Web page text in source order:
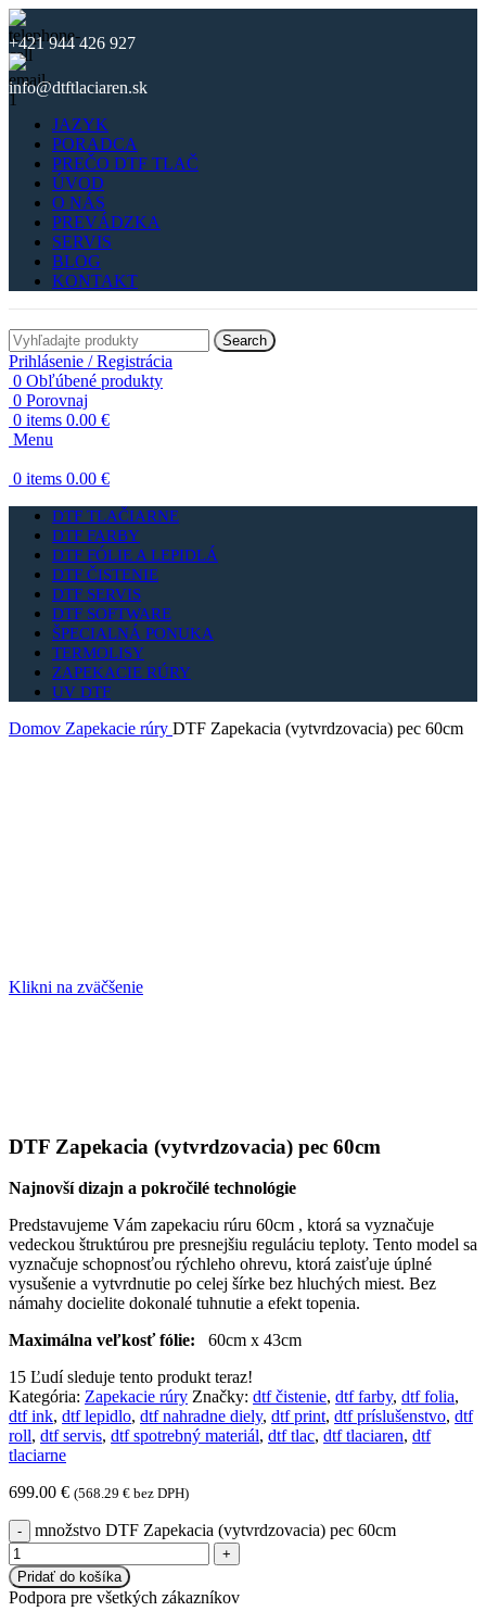
+421 944 426 927
info@dtftlaciaren.sk
JAZYK
PORADCA
PREČO DTF TLAČ
ÚVOD
O NÁS
PREVÁDZKA
SERVIS
BLOG
KONTAKT
Search
Prihlásenie / Registrácia
0 Obľúbené produkty
0 Porovnaj
0 items 0.00 €
Menu
0 items 0.00 €
DTF TLAČIARNE
DTF FARBY
DTF FÓLIE A LEPIDLÁ
DTF ČISTENIE
DTF SERVIS
DTF SOFTWARE
ŠPECIALNÁ PONUKA
TERMOLISY
ZAPEKACIE RÚRY
UV DTF
Domov Zapekacie rúry DTF Zapekacia (vytvrdzovacia) pec 60cm
Klikni na zväčšenie
DTF Zapekacia (vytvrdzovacia) pec 60cm
Najnovší dizajn a pokročilé technológie
Predstavujeme Vám zapekaciu rúru 60cm , ktorá sa vyznačuje
vedeckou štruktúrou pre presnejšiu reguláciu teploty. Tento model sa
vyznačuje schopnosťou rýchleho ohrevu, ktorá zaisťuje úplné
vysušenie a vytvrdnutie po celej šírke bez hluchých miest. Bez
námahy docielite dokonalé tuhnutie a efekt topenia.
Maximálna veľkosť fólie: 60cm x 43cm
15 Ľudí sleduje tento produkt teraz!
Kategória: Zapekacie rúry Značky: dtf čistenie, dtf farby, dtf folia,
dtf ink, dtf lepidlo, dtf nahradne diely, dtf print, dtf príslušenstvo, dtf
roll, dtf servis, dtf spotrebný materiál, dtf tlac, dtf tlaciaren, dtf
tlaciarne
699.00 € (568.29 € bez DPH)
množstvo DTF Zapekacia (vytvrdzovacia) pec 60cm
Pridať do košíka
Podpora pre všetkých zákazníkov